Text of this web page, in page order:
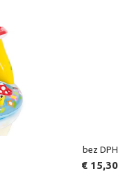
bez DPH
€ 15,30